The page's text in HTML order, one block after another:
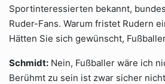
Sportinteressierten bekannt,
Ruder-Fans. Warum fristet Rudern
Hätten Sie sich gewünscht,
Schmidt: Nein, Fußballer wäre ich
Berühmt zu sein ist zwar sicher